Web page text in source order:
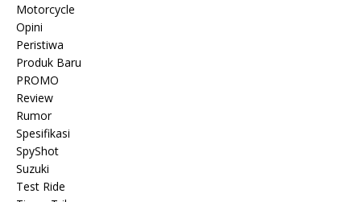
Motorcycle
Opini
Peristiwa
Produk Baru
PROMO
Review
Rumor
Spesifikasi
SpyShot
Suzuki
Test Ride